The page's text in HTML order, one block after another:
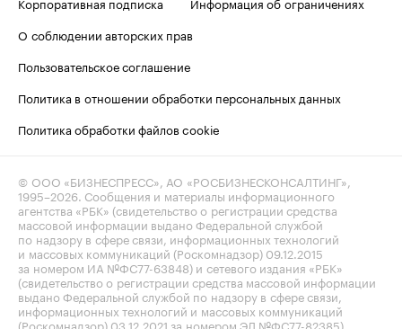
О соблюдении авторских прав
Пользовательское соглашение
Политика в отношении обработки персональных данных
Политика обработки файлов cookie
© ООО «БИЗНЕСПРЕСС», АО «РОСБИЗНЕСКОНСАЛТИНГ»,
1995–2026. Сообщения и материалы информационного
агентства «РБК» (свидетельство о регистрации средства
массовой информации выдано Федеральной службой
по надзору в сфере связи, информационных технологий
и массовых коммуникаций (Роскомнадзор) 09.12.2015
за номером ИА №ФС77-63848) и сетевого издания «РБК»
(свидетельство о регистрации средства массовой информации
выдано Федеральной службой по надзору в сфере связи,
информационных технологий и массовых коммуникаций
(Роскомнадзор) 03.12.2021 за номером ЭЛ №ФС77-82385)